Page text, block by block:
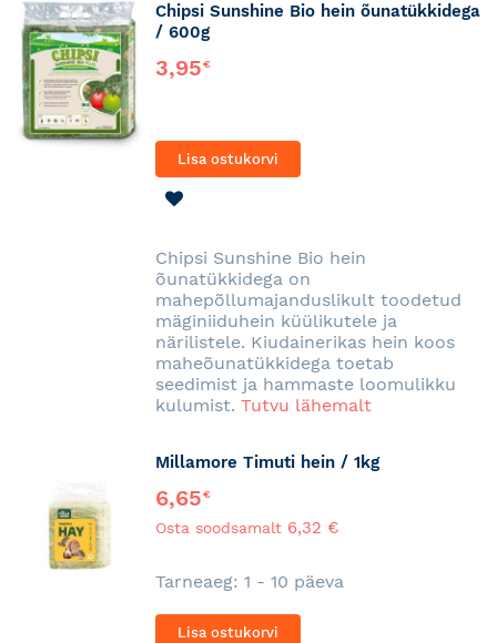
Chipsi Sunshine Bio hein õunatükkidega
/ 600g
3,95€
Lisa ostukorvi
Chipsi Sunshine Bio hein
õunatükkidega on
mahepõllumajanduslikult toodetud
mäginiiduhein küülikutele ja
närilistele. Kiudainerikas hein koos
maheõunatükkidega toetab
seedimist ja hammaste loomulikku
kulumist. Tutvu lähemalt
Millamore Timuti hein / 1kg
6,65€
Osta soodsamalt 6,32 €
Tarneaeg: 1 - 10 päeva
Lisa ostukorvi